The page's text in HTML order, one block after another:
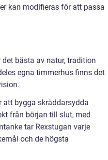
kan modifieras för att passa
bästa av natur, tradition
egna timmerhus finns det
att bygga skräddarsydda
från början till slut, med
tar Rexstugan varje
och de högsta